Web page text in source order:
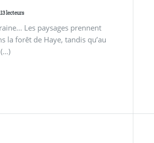
lecteurs
Les paysages prennent
la forêt de Haye, tandis qu’au